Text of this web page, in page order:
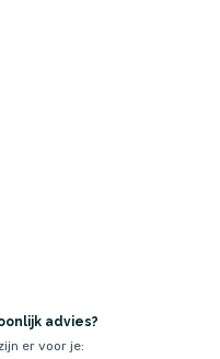
advies?
er voor je: